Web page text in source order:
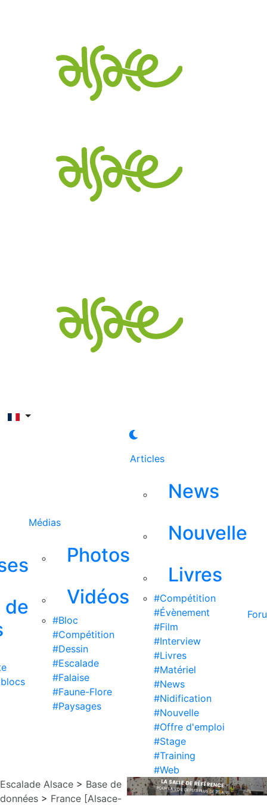
de
Médias
Photos
Vidéos
#Bloc
#Compétition
#Dessin
#Escalade
#Falaise
#Faune-Flore
#Paysages
Articles
News
Nouvelle
Livres
#Compétition
#Évènement
#Film
#Interview
#Livres
#Matériel
#News
#Nidification
#Nouvelle
#Offre d'emploi
#Stage
#Training
#Web
Escalade Alsace > Base de
données > France [Alsace-